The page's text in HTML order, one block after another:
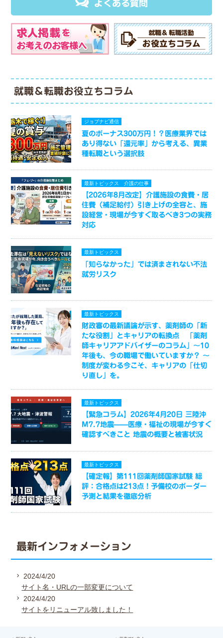
よくある質問
就職＆転職お役立ちコラム
ジョブナビ通信
夏のボーナス300万円！？医療業界では
あり得ない「還元率」から考える、異業
種転職という選択肢
最新トピックス 介護の仕事
【2026年8月改定】介護施設の食費・居
住費（補足給付）引き上げの全容と、施
設経営・現場が今すぐ取るべき3つの実務
対応
最新トピックス
「知らなかった」では済まされない不法
就労リスク
最新トピックス
財政審の最新議論が示す、薬剤師の「新
たな役割」とキャリアの転換点 「薬剤
師キャリアアドバイザーのコラム」～10
年後も、今の職場で働いていますか？ ～
制度が変わる今こそ、キャリアの「仕切
り直し」を。
最新トピックス
【緊急コラム】2026年4月20日 三陸沖
M7.7地震——医療・福祉の現場が今すぐ
確認すべきこと 地震の概要と被害状況
最新トピックス
【確定報】第111回薬剤師国家試験 総
評：合格点は213点！予備校のボーダー
予測と結果を徹底分析
最新インフォメーション
2024/4/20
サイト名・URLの一部変更について
2024/4/20
サイトをリニューアル致しました！